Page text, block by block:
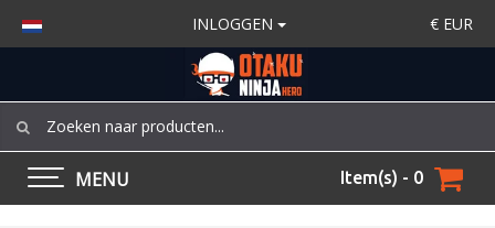
INLOGGEN € EUR
MENU Item(s) - 0